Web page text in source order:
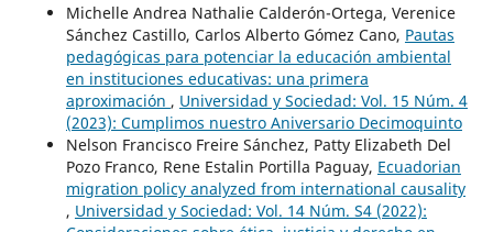
Michelle Andrea Nathalie Calderón-Ortega, Verenice
Sánchez Castillo, Carlos Alberto Gómez Cano, Pautas
pedagógicas para potenciar la educación ambiental
en instituciones educativas: una primera
aproximación , Universidad y Sociedad: Vol. 15 Núm. 4
(2023): Cumplimos nuestro Aniversario Decimoquinto
Nelson Francisco Freire Sánchez, Patty Elizabeth Del
Pozo Franco, Rene Estalin Portilla Paguay, Ecuadorian
migration policy analyzed from international causality
, Universidad y Sociedad: Vol. 14 Núm. S4 (2022):